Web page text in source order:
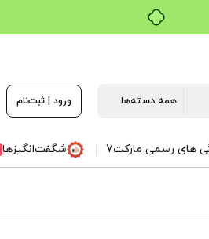
ورود | ثبت‌نام
های رسمی مارکت7 شگفت‌انگیزها